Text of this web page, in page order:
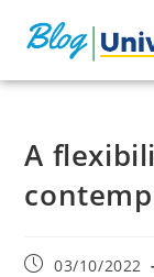
A
03/10/2022